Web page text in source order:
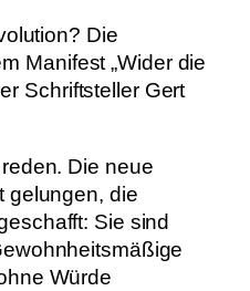
Die
Manifest „Wider die
Schriftsteller Gert
Die neue
gelungen, die
Sie sind
Würde